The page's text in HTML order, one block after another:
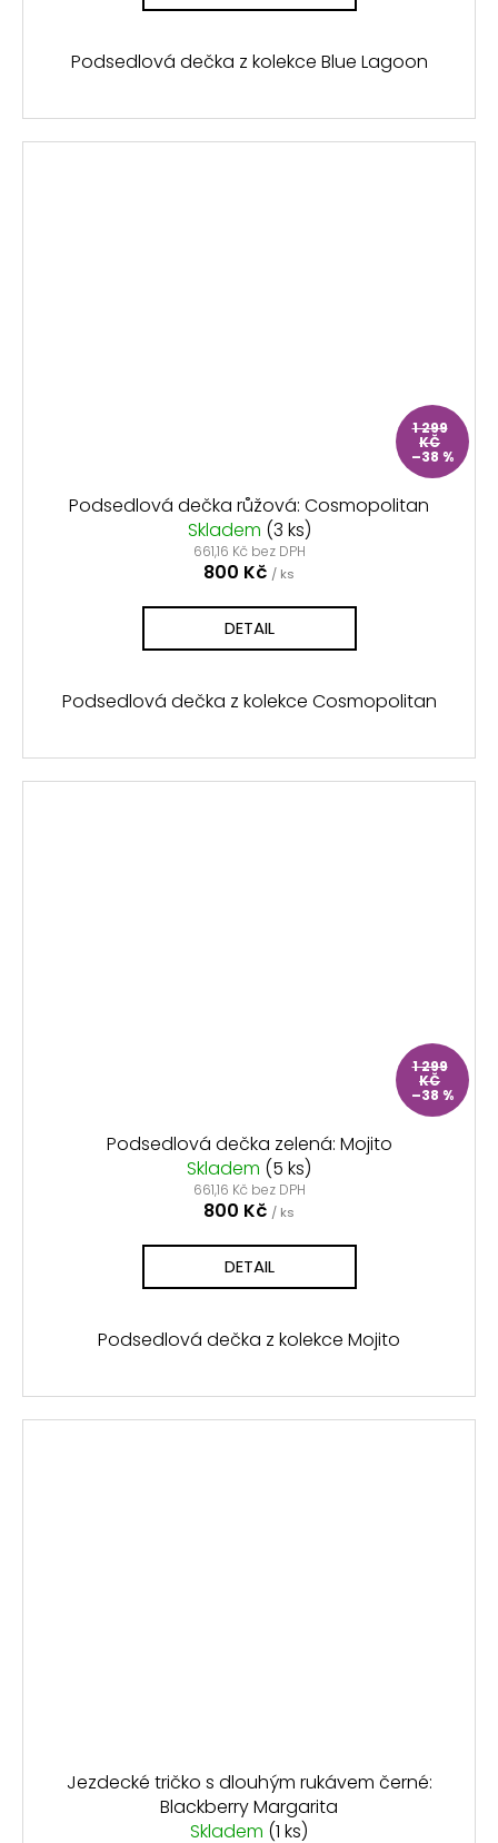
Podsedlová dečka z kolekce Blue Lagoon
1 299
KČ
–38 %
Podsedlová dečka růžová: Cosmopolitan
Skladem (3 ks)
661,16 Kč bez DPH
800 Kč / ks
DETAIL
Podsedlová dečka z kolekce Cosmopolitan
1 299
KČ
–38 %
Podsedlová dečka zelená: Mojito
Skladem (5 ks)
661,16 Kč bez DPH
800 Kč / ks
DETAIL
Podsedlová dečka z kolekce Mojito
Jezdecké tričko s dlouhým rukávem černé:
Blackberry Margarita
Skladem (1 ks)